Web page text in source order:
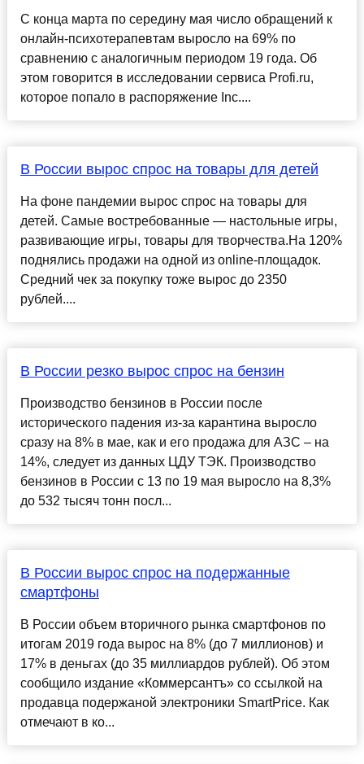
С конца марта по середину мая число обращений к
онлайн-психотерапевтам выросло на 69% по
сравнению с аналогичным периодом 19 года. Об
этом говорится в исследовании сервиса Profi.ru,
которое попало в распоряжение Inc....
В России вырос спрос на товары для детей
На фоне пандемии вырос спрос на товары для
детей. Самые востребованные — настольные игры,
развивающие игры, товары для творчества.На 120%
поднялись продажи на одной из online-площадок.
Средний чек за покупку тоже вырос до 2350
рублей....
В России резко вырос спрос на бензин
Производство бензинов в России после
исторического падения из-за карантина выросло
сразу на 8% в мае, как и его продажа для АЗС – на
14%, следует из данных ЦДУ ТЭК. Производство
бензинов в России с 13 по 19 мая выросло на 8,3%
до 532 тысяч тонн посл...
В России вырос спрос на подержанные
смартфоны
В России объем вторичного рынка смартфонов по
итогам 2019 года вырос на 8% (до 7 миллионов) и
17% в деньгах (до 35 миллиардов рублей). Об этом
сообщило издание «Коммерсантъ» со ссылкой на
продавца подержаной электроники SmartPrice. Как
отмечают в ко...